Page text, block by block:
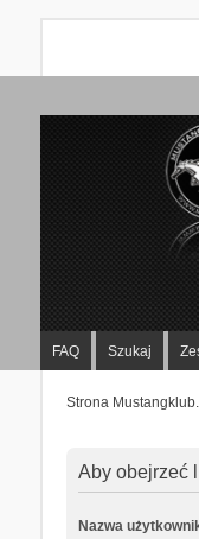
FAQ Szukaj
Strona
Aby obejrzeć
Nazwa